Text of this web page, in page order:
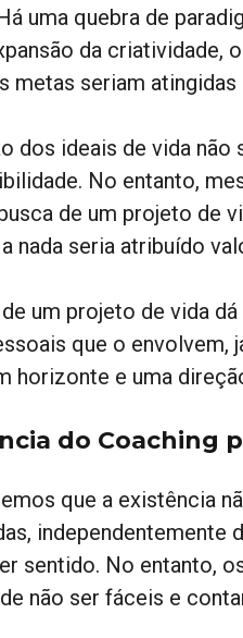
uma quebra de
da criatividade,
metas seriam
dos ideais de vida
No entanto,
de um projeto de
nada seria atribuído
um projeto de vida
que o envolvem,
horizonte e uma
do Coaching
que a existência
independentemente
sentido. No entanto,
não ser fáceis e